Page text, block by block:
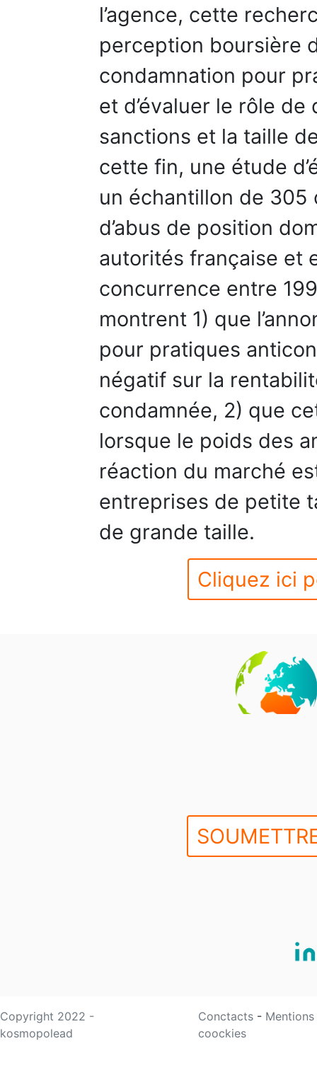
l’agence, cette
perception boursière
condamnation pour
et d’évaluer le rôle
sanctions et la taille
cette fin, une étude
un échantillon de 305
d’abus de position
autorités française et
concurrence entre
montrent 1) que
pour pratiques
négatif sur la
condamnée, 2) que
lorsque le poids des
réaction du marché
entreprises de petite
de grande taille.
Cliquez ici
Copyright 2022 -
kosmopolead
Conctacts -
coockies